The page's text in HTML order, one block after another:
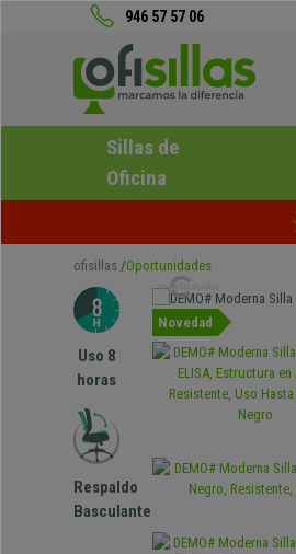
946 57 57 06
Sillas de
Oficina
ofisillas Oportunidades
Uso 8
horas
Respaldo
Basculante
Novedad